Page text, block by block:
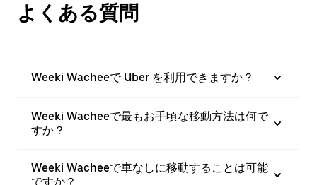
よくある質問
Weeki Wacheeで Uber を利用できますか？
Weeki Wacheeで最もお手頃な移動方法は何で
すか？
Weeki Wacheeで車なしに移動することは可能
ですか？